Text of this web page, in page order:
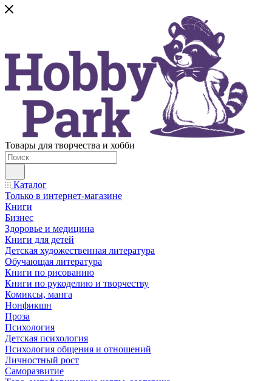
Товары для творчества и хобби
Каталог
Только в интернет-магазине
Книги
Бизнес
Здоровье и медицина
Книги для детей
Детская художественная литература
Обучающая литература
Книги по рисованию
Книги по рукоделию и творчеству
Комиксы, манга
Нонфикшн
Проза
Психология
Детская психология
Психология общения и отношений
Личностный рост
Саморазвитие